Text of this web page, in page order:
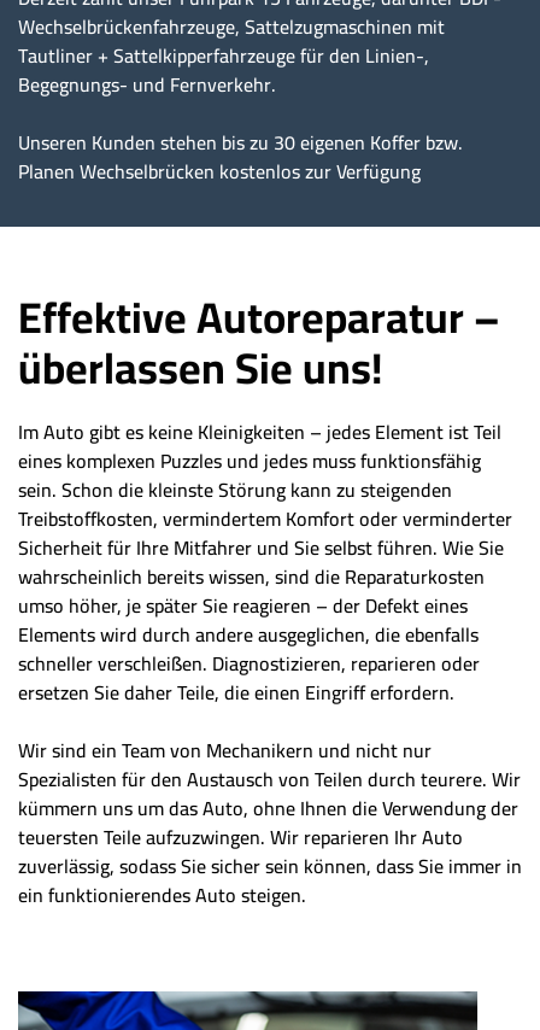
Wechselbrückenfahrzeuge, Sattelzugmaschinen mit
Tautliner + Sattelkipperfahrzeuge für den Linien-,
Begegnungs- und Fernverkehr.
Unseren Kunden stehen bis zu 30 eigenen Koffer bzw.
Planen Wechselbrücken kostenlos zur Verfügung
Effektive Autoreparatur –
überlassen Sie uns!
Im Auto gibt es keine Kleinigkeiten – jedes Element ist Teil
eines komplexen Puzzles und jedes muss funktionsfähig
sein. Schon die kleinste Störung kann zu steigenden
Treibstoffkosten, vermindertem Komfort oder verminderter
Sicherheit für Ihre Mitfahrer und Sie selbst führen. Wie Sie
wahrscheinlich bereits wissen, sind die Reparaturkosten
umso höher, je später Sie reagieren – der Defekt eines
Elements wird durch andere ausgeglichen, die ebenfalls
schneller verschleißen. Diagnostizieren, reparieren oder
ersetzen Sie daher Teile, die einen Eingriff erfordern.
Wir sind ein Team von Mechanikern und nicht nur
Spezialisten für den Austausch von Teilen durch teurere. Wir
kümmern uns um das Auto, ohne Ihnen die Verwendung der
teuersten Teile aufzuzwingen. Wir reparieren Ihr Auto
zuverlässig, sodass Sie sicher sein können, dass Sie immer in
ein funktionierendes Auto steigen.